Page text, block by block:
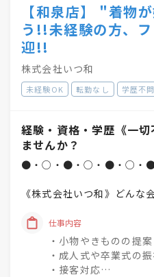
【和泉店】 "着物
う!!未経験の方、
迎!!
株式会社いつ和
未経験OK 転勤なし 学歴不問
経験・資格・学歴《一
ませんか？
●・○・●・○・●・○・
《株式会社いつ和》どんな
「一人でも多く、一度でも多
着物着姿を増やしていく」
という理念を掲げています
仕事内容
・小物やきものの提
・成人式や卒業式の
・接客対応